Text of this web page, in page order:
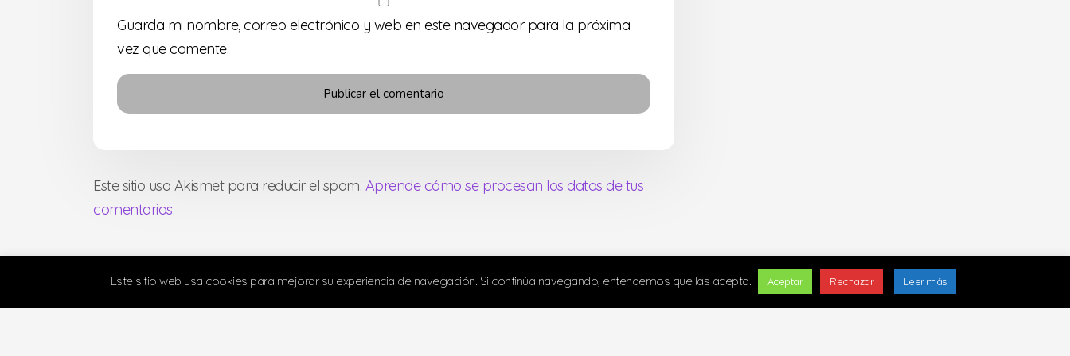
Guarda mi nombre, correo electrónico y web en este navegador para la próxima
vez que comente.
Este sitio usa Akismet para reducir el spam. Aprende cómo se procesan los datos de tus
comentarios.
Este sitio web usa cookies para mejorar su experiencia de navegación. Si continúa navegando, entendemos que las acepta. Aceptar Rechazar Leer más